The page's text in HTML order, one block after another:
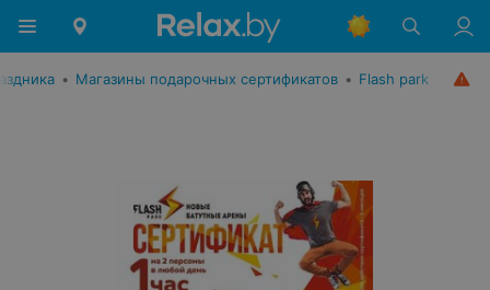
• Магазины подарочных сертификатов • Flash park